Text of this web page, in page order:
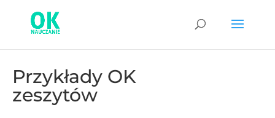
Przykłady OK
zeszytów